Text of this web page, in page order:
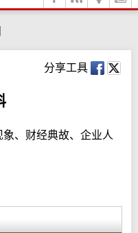
分享工具
象、财经典故、企业人